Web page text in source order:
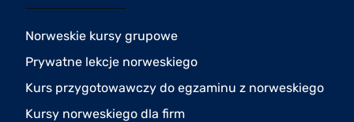
o
o
g
r
a
m
e
Norweskie kursy grupowe
Prywatne lekcje norweskiego
Kurs przygotowawczy do egzaminu z norweskiego
Kursy norweskiego dla firm